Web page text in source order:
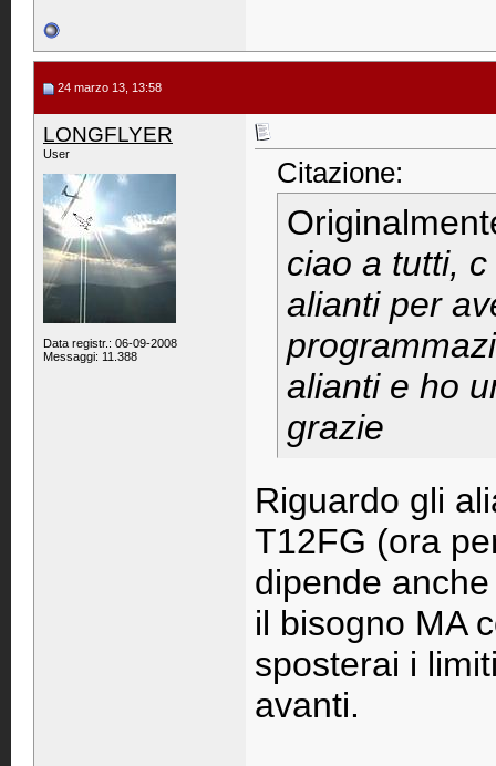
24 marzo 13, 13:58
LONGFLYER
User
Data registr.: 06-09-2008
Messaggi: 11.388
Citazione:
ciao a tutti,
alianti per
alianti e ho
grazie
Riguardo gli
T12FG (ora
dipende
il bisogno MA
sposterai i
avanti.